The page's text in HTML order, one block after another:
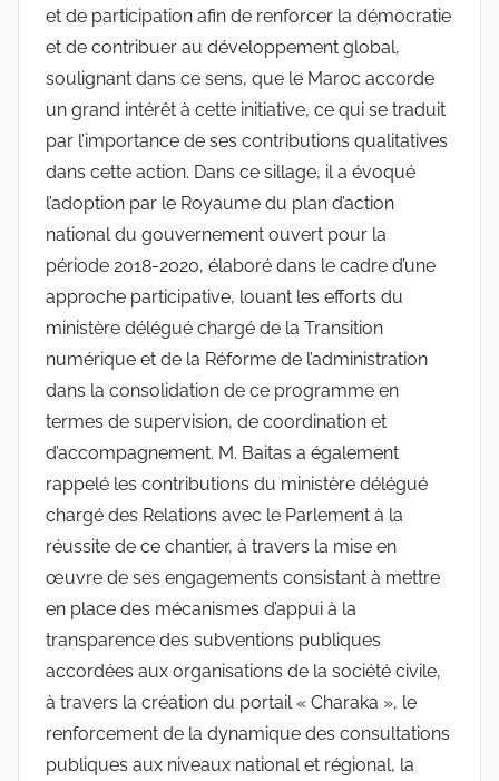
et de participation afin de renforcer la démocratie
et de contribuer au développement global,
soulignant dans ce sens, que le Maroc accorde
un grand intérêt à cette initiative, ce qui se traduit
par l’importance de ses contributions qualitatives
dans cette action. Dans ce sillage, il a évoqué
l’adoption par le Royaume du plan d’action
national du gouvernement ouvert pour la
période 2018-2020, élaboré dans le cadre d’une
approche participative, louant les efforts du
ministère délégué chargé de la Transition
numérique et de la Réforme de l’administration
dans la consolidation de ce programme en
termes de supervision, de coordination et
d’accompagnement. M. Baitas a également
rappelé les contributions du ministère délégué
chargé des Relations avec le Parlement à la
réussite de ce chantier, à travers la mise en
œuvre de ses engagements consistant à mettre
en place des mécanismes d’appui à la
transparence des subventions publiques
accordées aux organisations de la société civile,
à travers la création du portail « Charaka », le
renforcement de la dynamique des consultations
publiques aux niveaux national et régional, la